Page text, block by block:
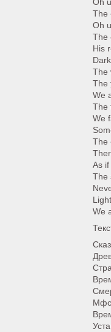
The
Oh
The
His
The
The
We
The
We
The
As
The
We
Мфс